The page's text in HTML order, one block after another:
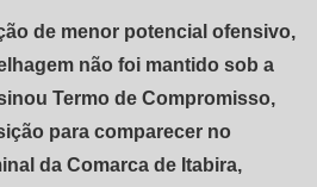
de menor potencial ofensivo,
não foi mantido sob a
Termo de Compromisso,
para comparecer no
da Comarca de Itabira,